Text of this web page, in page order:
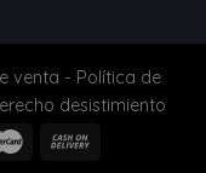
hasta
297,52€
venta - Política de
desistimiento